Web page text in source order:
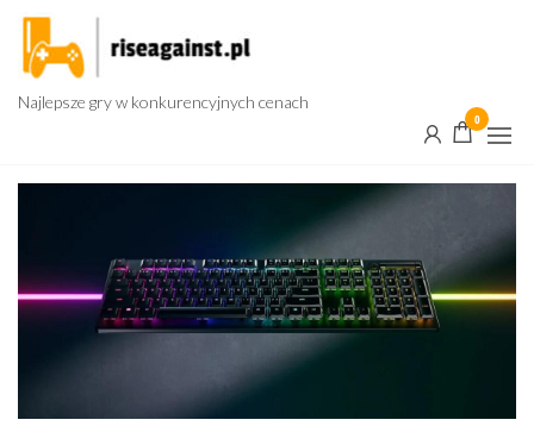
Przejdź
treści
Najlepsze gry w konkurencyjnych cenach
0